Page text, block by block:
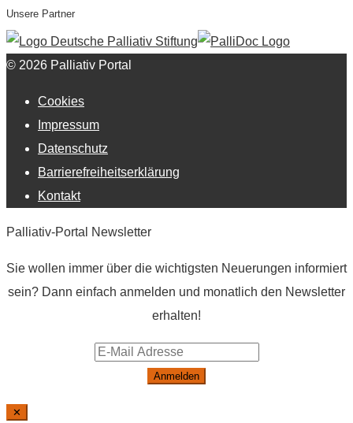
Unsere Partner
© 2026 Palliativ Portal
Cookies
Impressum
Datenschutz
Barrierefreiheitserklärung
Kontakt
Palliativ-Portal Newsletter
Sie wollen immer über die wichtigsten Neuerungen informiert
sein? Dann einfach anmelden und monatlich den Newsletter
erhalten!
Anmelden
✕